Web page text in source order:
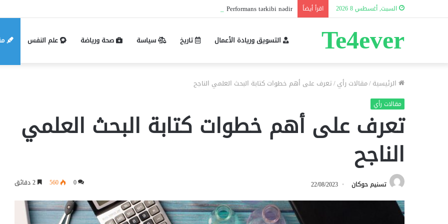
السبت, أغسطس 8 2026 اقرأ أيضاً Pin-up mobil və masaüstü giriş fərqləri: Performans tərkibi nədir?
Te4ever التسويق وريادة الأعمال تاريخ سياسة صحة ورياضة علم النفس
الرئيسية/مقالات رأي/تعرف على أهم خطوات كتابة البحث العلمي الناجح
مقالات رأي
تعرف على أهم خطوات كتابة البحث العلمي
الناجح
تسنيم حوكان 22/08/2023
0
560